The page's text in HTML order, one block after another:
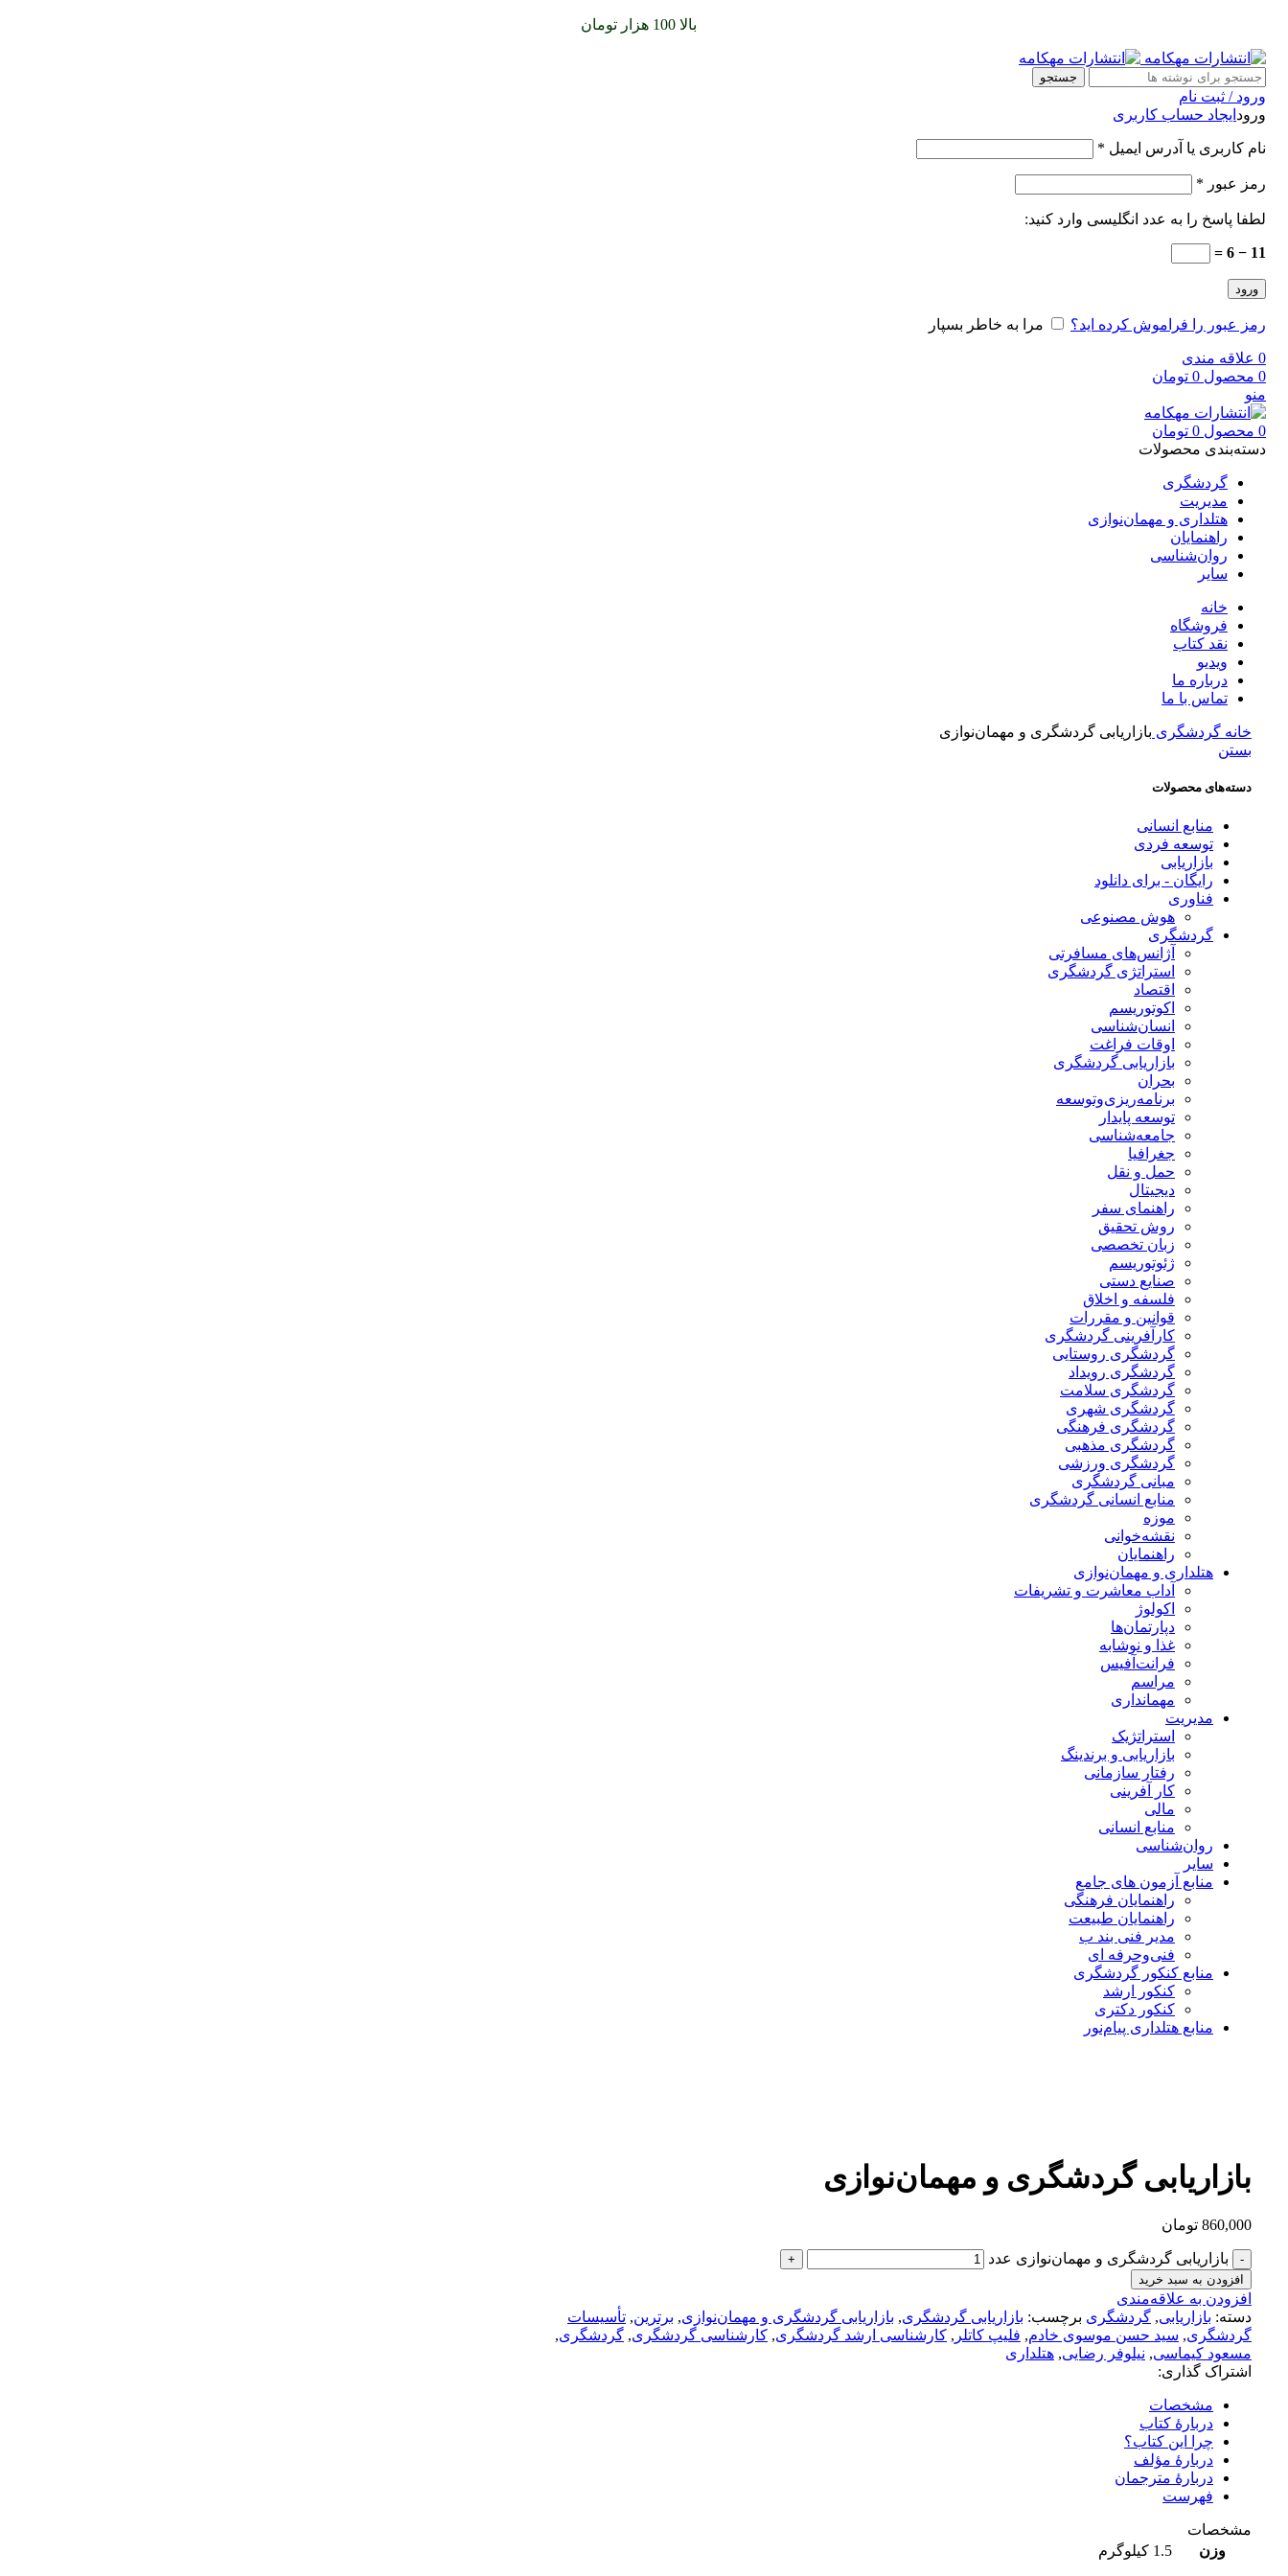
بالا 100 هزار تومان
جستجو
ورود / ثبت نام
ورود ایجاد حساب کاربری
نام کاربری یا آدرس ایمیل *
رمز عبور *
لطفا پاسخ را به عدد انگلیسی وارد کنید:
11 − 6 =
ورود
رمز عبور را فراموش کرده اید؟ مرا به خاطر بسپار
0 علاقه مندی
0 محصول 0 تومان
منو
0 محصول 0 تومان
دسته‌بندی محصولات
گردشگری
مدیریت
هتلداری و مهمان‌نوازی
راهنمایان
روان‌شناسی
سایر
خانه
فروشگاه
نقد کتاب
ویدیو
درباره‌ ما
تماس با ما
خانه گردشگری بازاریابی گردشگری و مهمان‌نوازی
بازاریابی گردشگری و مهمان‌نوازی
860,000 تومان
بازاریابی گردشگری و مهمان‌نوازی عدد
افزودن به سبد خرید
افزودن به علاقه‌مندی
دسته: بازاریابی, گردشگری برچسب: بازاریابی گردشگری, بازاریابی گردشگری و مهمان‌نوازی, برترین, تأسیسات
گردشگری, سید حسن موسوی خادم, فلیپ کاتلر , کارشناسی ارشد گردشگری, کارشناسی گردشگری, گردشگری,
مسعود کیماسی, نیلوفر رضایی, هتلداری
اشتراک گذاری:
مشخصات
دربارۀ کتاب
چرا این کتاب؟
دربارۀ مؤلف
دربارۀ مترجمان
فهرست
مشخصات
وزن
1.5 کیلوگرم
بستن
دسته‌های محصولات
منابع انسانی
توسعه فردی
بازاریابی
رایگان - برای دانلود
فناوری
هوش مصنوعی
گردشگری
آژانس‌های مسافرتی
استراتژی گردشگری
اقتصاد
اکوتوریسم
انسان‌شناسی
اوقات فراغت
بازاریابی گردشگری
بحران
برنامه‌ریزی‌وتوسعه
توسعه پایدار
جامعه‌شناسی
جغرافیا
حمل و نقل
دیجیتال
راهنمای سفر
روش تحقیق
زبان تخصصی
ژئوتوریسم
صنایع دستی
فلسفه و اخلاق
قوانین و مقررات
کارآفرینی گردشگری
گردشگری روستایی
گردشگری رویداد
گردشگری سلامت
گردشگری شهری
گردشگری فرهنگی
گردشگری مذهبی
گردشگری ورزشی
مبانی گردشگری
منابع انسانی گردشگری
موزه
نقشه‌خوانی
راهنمایان
هتلداری و مهمان‌نوازی
آداب معاشرت و تشریفات
اکولوژ
دپارتمان‌ها
غذا و نوشابه
فرانت‌آفیس
مراسم
مهمانداری
مدیریت
استراتژیک
بازاریابی و برندینگ
رفتار سازمانی
کار آفرینی
مالی
منابع انسانی
روان‌شناسی
سایر
منابع آزمون های جامع
راهنمایان فرهنگی
راهنمایان طبیعت
مدیر فنی بند ب
فنی‌وحرفه‌ ای
منابع کنکور گردشگری
کنکور ارشد
کنکور دکتری
منابع هتلداری پیام‌نور